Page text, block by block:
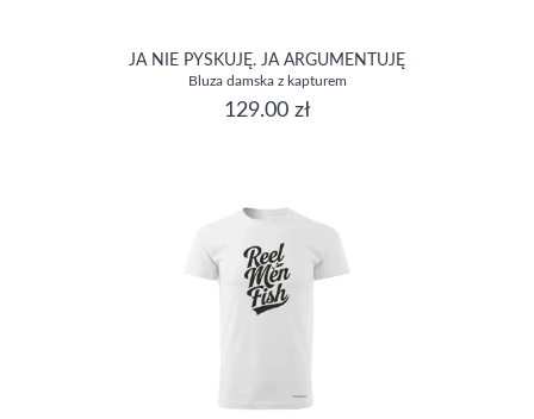
JA NIE PYSKUJĘ. JA ARGUMENTUJĘ
Bluza damska z kapturem
129.00 zł